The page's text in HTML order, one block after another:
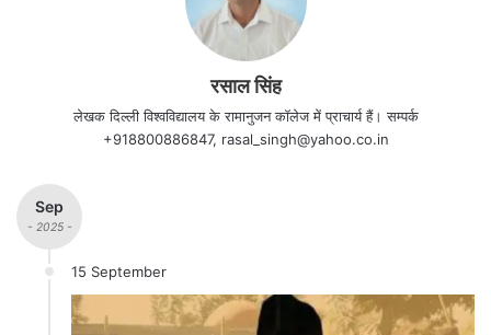
रसाल सिंह
लेखक दिल्ली विश्वविद्यालय के रामानुजन कॉलेज में प्राचार्य हैं। सम्पर्क
+918800886847, rasal_singh@yahoo.co.in
Sep
- 2025 -
15 September